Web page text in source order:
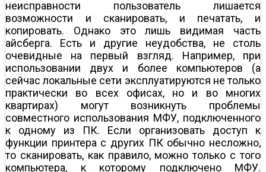
неисправности пользователь лишается
возможности и сканировать, и печатать, и
копировать. Однако это лишь видимая часть
айсберга. Есть и другие неудобства, не столь
очевидные на первый взгляд. Например, при
использовании двух и более компьютеров (а
сейчас локальные сети эксплуатируются не только
практически во всех офисах, но и во многих
квартирах) могут возникнуть проблемы
совместного использования МФУ, подключенного
к одному из ПК. Если организовать доступ к
функции принтера с других ПК обычно несложно,
то сканировать, как правило, можно только с того
компьютера, к которому подключено МФУ.